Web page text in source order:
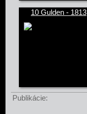
10 Gulden - 1813
Publikácie: